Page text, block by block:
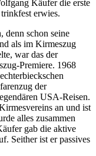
Käufer die erste
erwies.
denn schon seine
als im Kirmeszug
war das der
Premiere. 1968
der
USA-Reisen.
an und ist
alles zusammen
gab die aktive
Seither ist er passives